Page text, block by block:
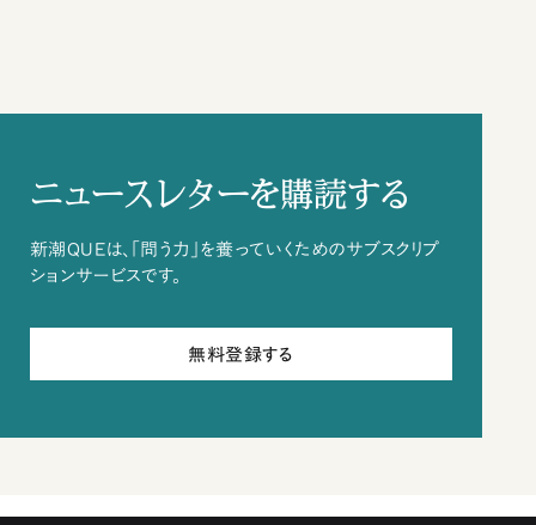
ニュースレターを購読する
新潮QUEは、「問う力」を養っていくためのサブスクリプ
ションサービスです。
無料登録する